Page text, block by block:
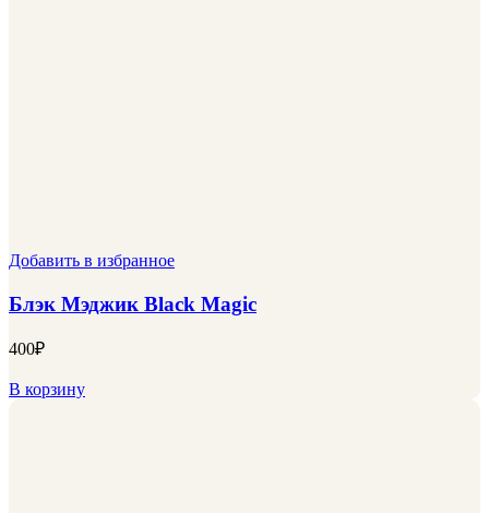
Добавить в избранное
Блэк Мэджик Black Magic
400₽
В корзину